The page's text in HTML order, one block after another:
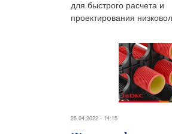
для быстрого расчета и
проектирования
25.04.2022 - 14:15